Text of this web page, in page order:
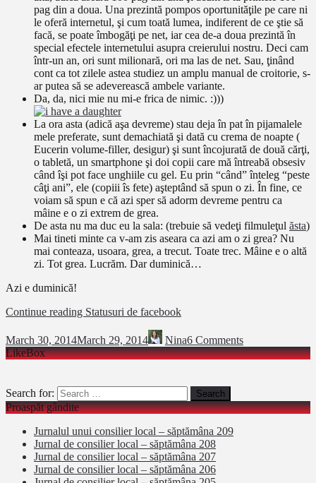
pag din a doua. Una prezintă pompos oportunităţile pe care ni
le oferă internetul, şi cum toată lumea, indiferent de ce ştie să
facă, se poate îmbogăţi pe net, iar cea de-a doua prezintă în
special efectele internetului asupra creierului nostru. Deci cam
într-un an, ori sunt milionară, ori ma las de net. Sau, ţinând
cont ca tot zilele astea studiez un amplu manual de croitorie, s-
ar putea să se adeverească ambele variante.
Da, da, nici mie nu mi-e frica de nimic. :)))
La ora asta (adică aşa devreme) stau deja în pat în pijamalele
mele preferate, sunt demachiată şi dată cu crema de noapte (
Eucerin volume-filler, desigur) şi sunt încojurată de două cărţi,
o tabletă, un smartphone şi doi copii care mă întreabă obsesiv
când îşi pot face unghiile cu gel. Eu prin “când” înteleg “peste
câţi ani”, ele (copiii îs fete) aşteptând să spun o zi. În fine, ce
voiam să spun e că azi sper să adorm devreme pentru ca
mâine e o zi extrem de grea.
De asta nu ma duc eu la sala: (trebuie să vedeţi filmuleţul ăsta)
Mai tineti minte ca v-am zis aseara ca azi am o zi grea? Nu
mai conteaza, usoara, grea, a trecut. Toate trec. Mâine e o altă
zi. Tot grea. Lucrăm. Dar duminică…
Azi e duminică!
Continue reading Statusuri de facebook
March 30, 2014March 29, 2014 Nina6 Comments
LikeBox
Search for:
Proaspăt gândite
Jurnalul unui consilier local – săptămâna 209
Jurnal de consilier local – săptămâna 208
Jurnal de consilier local – săptămâna 207
Jurnal de consilier local – săptămâna 206